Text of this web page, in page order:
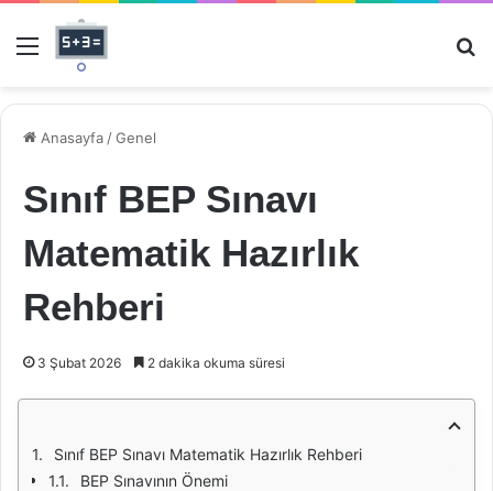
Menü
Anasayfa /Genel
Sınıf BEP Sınavı
Matematik Hazırlık
Rehberi
3 Şubat 2026 2 dakika okuma süresi
Sınıf BEP Sınavı Matematik Hazırlık Rehberi
BEP Sınavının Önemi